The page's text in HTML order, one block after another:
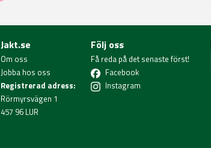
Jakt.se
Om oss
Jobba hos oss
Registrerad adress:
Rörmyrsvägen 1
457 96 LUR
Följ oss
Få reda på det senaste först!
Facebook
Instagram